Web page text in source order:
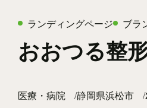
ランディングページ ブラ
おおつる整
医療・病院 静岡県浜松市